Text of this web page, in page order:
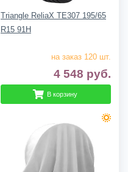
Triangle ReliaX TE307 195/65
R15 91H
на заказ 120 шт.
4 548 руб.
В корзину